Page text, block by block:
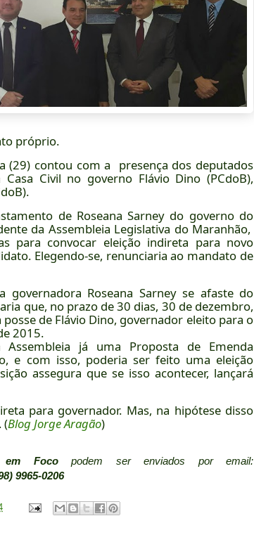
próprio.
(29) contou com a presença dos deputados
Civil no governo Flávio Dino (PCdoB),
de Roseana Sarney do governo do
da Assembleia Legislativa do Maranhão,
para convocar eleição indireta para novo
Elegendo-se, renunciaria ao mandato de
Roseana Sarney se afaste do
que, no prazo de 30 dias, 30 de dezembro,
de Flávio Dino, governador eleito para o
2015.
já uma Proposta de Emenda
e com isso, poderia ser feito uma eleição
assegura que se isso acontecer, lançará
para governador. Mas, na hipótese disso
(Blog Jorge Aragão)
em Focopodem ser enviados por email:
9965-0206